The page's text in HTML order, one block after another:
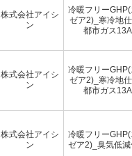
株式会社アイシ
ン
冷暖フリー
ゼア2)_寒冷地
都市ガス13A
株式会社アイシ
ン
冷暖フリー
ゼア2)_寒冷地
都市ガス13A
株式会社アイシ
ン
冷暖フリー
ゼア2)_臭気低減